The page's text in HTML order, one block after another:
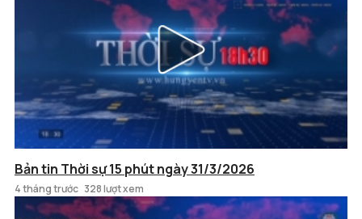
Bản tin Thời sự 15 phút ngày 31/3/2026
4 tháng trước 328 lượt xem